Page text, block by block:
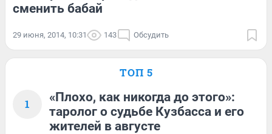
сменить бабай
29 июня, 2014, 10:31 143 Обсудить
ТОП 5
1
«Плохо, как никогда до этого»:
таролог о судьбе Кузбасса и его
жителей в августе